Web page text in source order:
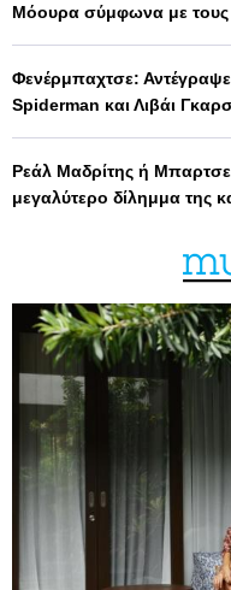
Μόουρα σύμφωνα με τους
Φενέρμπαχτσε:
Spiderman και Λιβάι
Ρεάλ Μαδρίτης ή
μεγαλύτερο δίλημμα της